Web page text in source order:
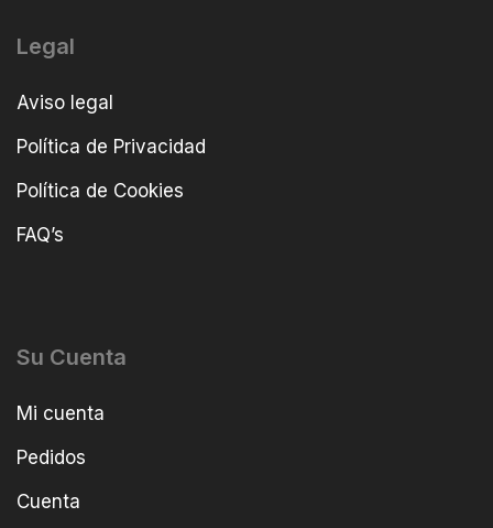
Legal
Aviso legal
Política de Privacidad
Política de Cookies
FAQ’s
Su Cuenta
Mi cuenta
Pedidos
Cuenta